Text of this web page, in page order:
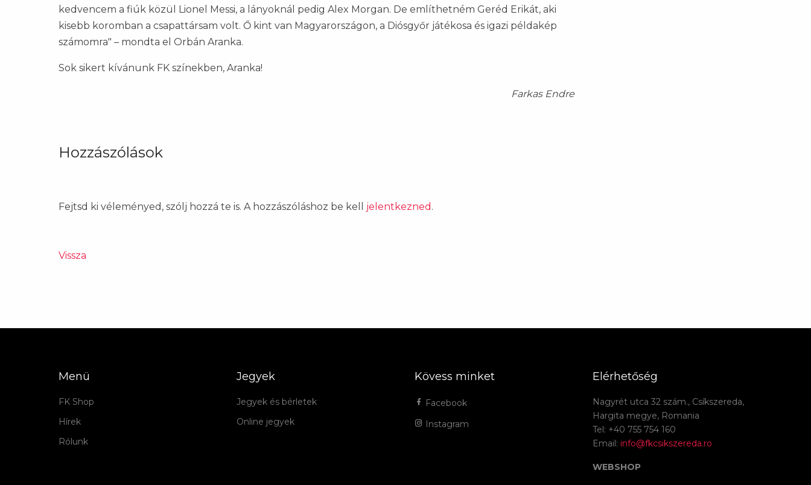
kedvencem a fiúk közül Lionel Messi, a lányoknál pedig Alex Morgan. De említhetném Geréd Erikát, aki
kisebb koromban a csapattársam volt. Ő kint van Magyarországon, a Diósgyőr játékosa és igazi példakép
számomra" – mondta el Orbán Aranka.
Sok sikert kívánunk FK színekben, Aranka!
Farkas Endre
Hozzászólások
Fejtsd ki véleményed, szólj hozzá te is. A hozzászóláshoz be kell jelentkezned .
Vissza
Menü
FK Shop
Hírek
Rólunk
Jegyek
Jegyek és bérletek
Online jegyek
Kövess minket
Facebook
Instagram
Elérhetőség
Nagyrét utca 32 szám., Csíkszereda,
Hargita megye, Romania
Tel: +40 755 754 160
Email: info@fkcsikszereda.ro
WEBSHOP